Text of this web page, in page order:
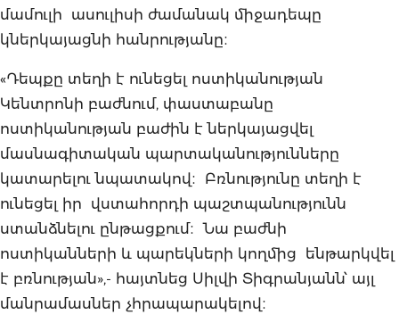
մամուլի ասուլիսի ժամանակ միջադեպը
կներկայացնի հանրությանը։
«Դեպքը տեղի է ունեցել ոստիկանության
Կենտրոնի բաժնում, փաստաբանը
ոստիկանության բաժին է ներկայացվել
մասնագիտական պարտականությունները
կատարելու նպատակով։ Բռնությունը տեղի է
ունեցել իր վստահորդի պաշտպանությունն
ստանձնելու ընթացքում։ Նա բաժնի
ոստիկանների և պարեկների կողմից ենթարկվել
է բռնության»,- հայտնեց Սիլվի Տիգրանյանն՝ այլ
մանրամասներ չհրապարակելով։